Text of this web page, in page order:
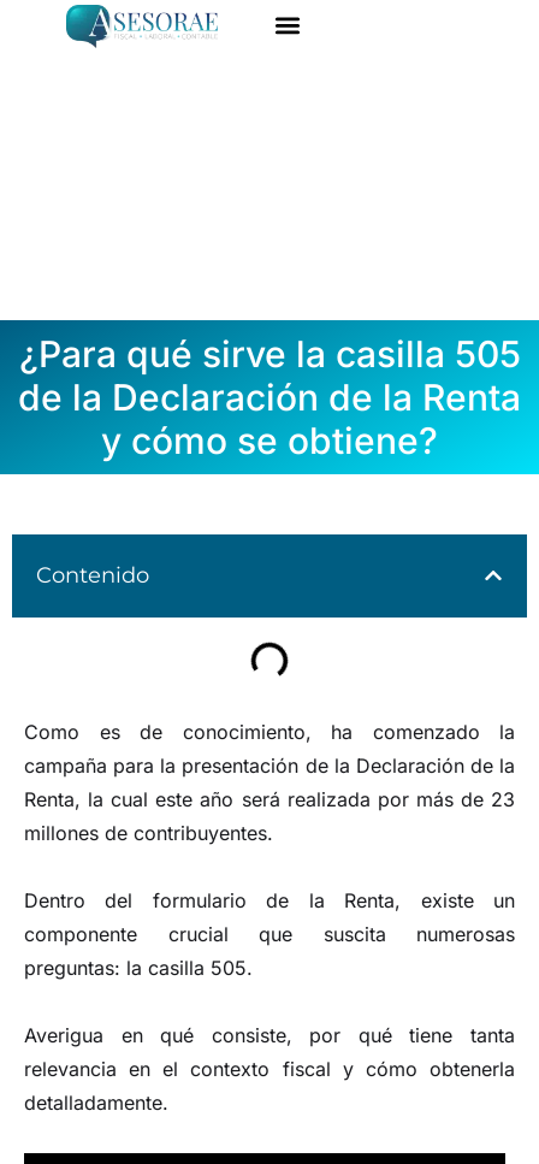
¿Para qué sirve la casilla 505
de la Declaración de la Renta
y cómo se obtiene?
Contenido
Como es de conocimiento, ha comenzado la
campaña para la presentación de la Declaración de la
Renta, la cual este año será realizada por más de 23
millones de contribuyentes.
Dentro del formulario de la Renta, existe un
componente crucial que suscita numerosas
preguntas: la casilla 505.
Averigua en qué consiste, por qué tiene tanta
relevancia en el contexto fiscal y cómo obtenerla
detalladamente.